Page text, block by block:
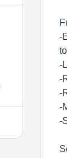
-
-
-
-
-
-